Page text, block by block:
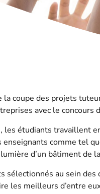
la coupe des projets
avec le concours
les étudiants travaillent
comme tel
d’un bâtiment de
sélectionnés au sein
les meilleurs d’entre